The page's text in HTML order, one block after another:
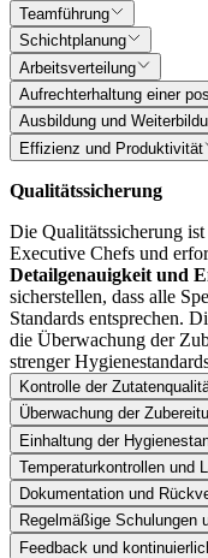
Teamführung
Schichtplanung
Arbeitsverteilung
Aufrechterhaltung einer
Ausbildung und
Effizienz und Produktivität
Qualitätssicherung
Die Qualitätssicherung
Executive Chefs und
Detailgenauigkeit und
sicherstellen, dass alle
Standards entsprechen.
die Überwachung der
strenger
Kontrolle der
Überwachung der
Einhaltung der
Temperaturkontrollen und
Dokumentation und
Regelmäßige Schulungen
Feedback und